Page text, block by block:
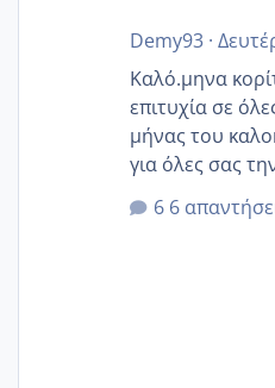
Demy93·
Καλό.μηνα
επιτυχία σε
μήνας του
για όλες σας
@Elk
@Zenia z
6